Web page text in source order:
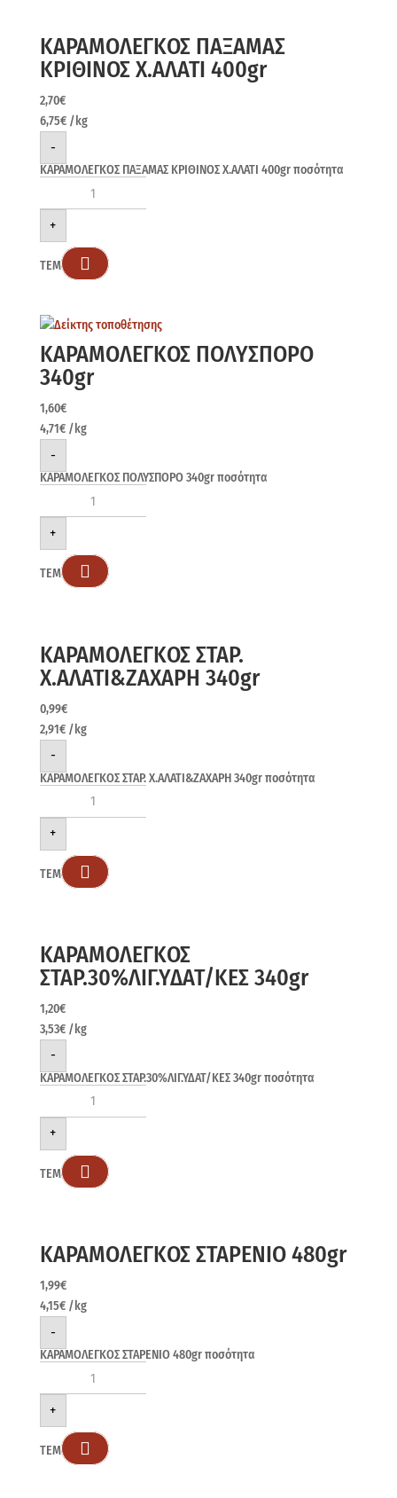
ΚΑΡΑΜΟΛΕΓΚΟΣ ΠΑΞΑΜΑΣ
ΚΡΙΘΙΝΟΣ Χ.ΑΛΑΤΙ 400gr
2,70€
6,75€ /kg
-
ΚΑΡΑΜΟΛΕΓΚΟΣ ΠΑΞΑΜΑΣ ΚΡΙΘΙΝΟΣ Χ.ΑΛΑΤΙ 400gr ποσότητα
+
ΤΕΜ 
ΚΑΡΑΜΟΛΕΓΚΟΣ ΠΟΛΥΣΠΟΡΟ
340gr
1,60€
4,71€ /kg
-
ΚΑΡΑΜΟΛΕΓΚΟΣ ΠΟΛΥΣΠΟΡΟ 340gr ποσότητα
+
ΤΕΜ 
ΚΑΡΑΜΟΛΕΓΚΟΣ ΣΤΑΡ.
Χ.ΑΛΑΤΙ&ΖΑΧΑΡΗ 340gr
0,99€
2,91€ /kg
-
ΚΑΡΑΜΟΛΕΓΚΟΣ ΣΤΑΡ. Χ.ΑΛΑΤΙ&ΖΑΧΑΡΗ 340gr ποσότητα
+
ΤΕΜ 
ΚΑΡΑΜΟΛΕΓΚΟΣ
ΣΤΑΡ.30%ΛΙΓ.ΥΔΑΤ/ΚΕΣ 340gr
1,20€
3,53€ /kg
-
ΚΑΡΑΜΟΛΕΓΚΟΣ ΣΤΑΡ.30%ΛΙΓ.ΥΔΑΤ/ΚΕΣ 340gr ποσότητα
+
ΤΕΜ 
ΚΑΡΑΜΟΛΕΓΚΟΣ ΣΤΑΡΕΝΙΟ 480gr
1,99€
4,15€ /kg
-
ΚΑΡΑΜΟΛΕΓΚΟΣ ΣΤΑΡΕΝΙΟ 480gr ποσότητα
+
ΤΕΜ 